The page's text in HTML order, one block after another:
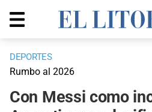
DEPORTES
Rumbo al 2026
Con Messi como